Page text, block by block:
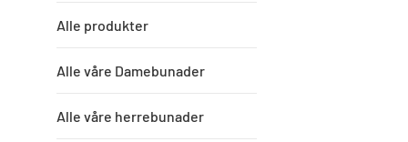
Alle produkter
Alle våre Damebunader
Alle våre herrebunader